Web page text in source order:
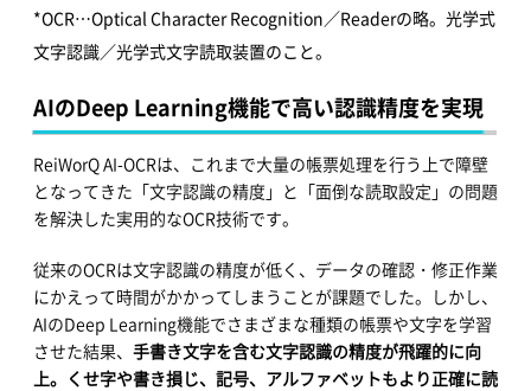
*OCR…Optical Character Recognition／Readerの略。光学式
文字認識／光学式文字読取装置のこと。
AIのDeep Learning機能で高い認識精度を実現
ReiWorQ AI-OCRは、これまで大量の帳票処理を行う上で障壁
となってきた「文字認識の精度」と「面倒な読取設定」の問題
を解決した実用的なOCR技術です。
従来のOCRは文字認識の精度が低く、データの確認・修正作業
にかえって時間がかかってしまうことが課題でした。しかし、
AIのDeep Learning機能でさまざまな種類の帳票や文字を学習
させた結果、 手書き文字を含む文字認識の精度が飛躍的に向
上。くせ字や書き損じ、記号、アルファベットもより正確に読